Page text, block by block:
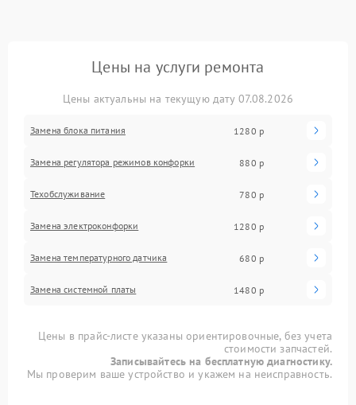
Цены на услуги ремонта
Цены актуальны на текущую дату 07.08.2026
Замена блока питания 1280 р
Замена регулятора режимов конфорки 880 р
Техобслуживание 780 р
Замена электроконфорки 1280 р
Замена температурного датчика 680 р
Замена системной платы 1480 р
Цены в прайс-листе указаны ориентировочные, без учета
стоимости запчастей.
Записывайтесь на бесплатную диагностику.
Мы проверим ваше устройство и укажем на неисправность.